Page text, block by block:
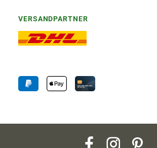
VERSANDPARTNER